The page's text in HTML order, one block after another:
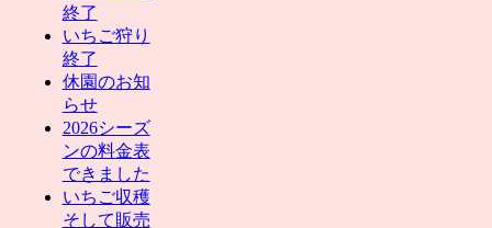
終了
いちご狩り
終了
休園のお知
らせ
2026シーズ
ンの料金表
できました
いちご収穫
そして販売